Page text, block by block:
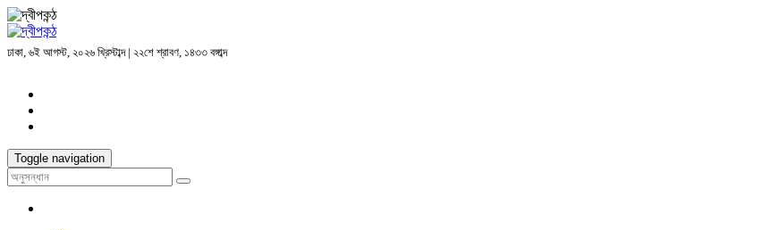
ঢাকা, ৬ই আগস্ট, ২০২৬ খ্রিস্টাব্দ | ২২শে শ্রাবণ, ১৪৩৩ বঙ্গাব্দ
Toggle navigation